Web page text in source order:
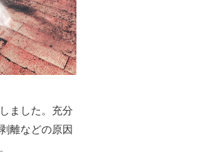
ました。充分
離などの原因